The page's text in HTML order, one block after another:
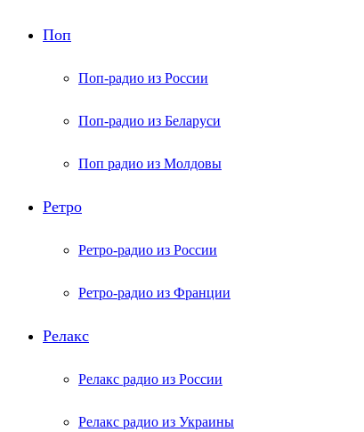
Поп
Поп-радио из России
Поп-радио из Беларуси
Поп радио из Молдовы
Ретро
Ретро-радио из России
Ретро-радио из Франции
Релакс
Релакс радио из России
Релакс радио из Украины